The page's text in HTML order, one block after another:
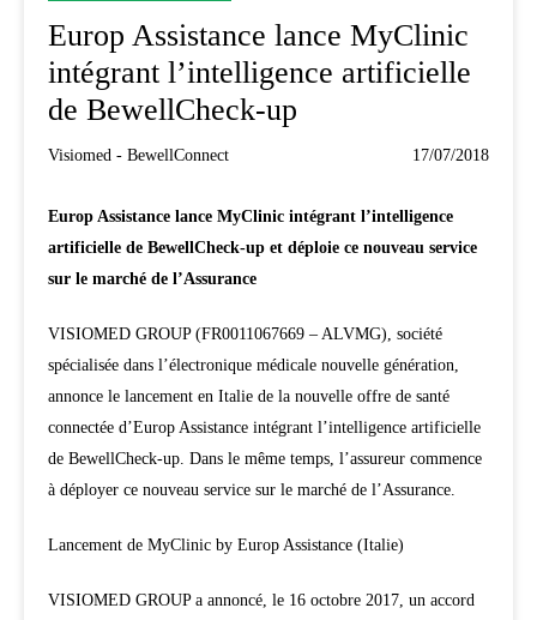
Europ Assistance lance MyClinic
intégrant l’intelligence artificielle
de BewellCheck-up
Visiomed - BewellConnect 17/07/2018
Europ Assistance lance MyClinic intégrant l’intelligence
artificielle de BewellCheck-up et déploie ce nouveau service
sur le marché de l’Assurance
VISIOMED GROUP (FR0011067669 – ALVMG), société
spécialisée dans l’électronique médicale nouvelle génération,
annonce le lancement en Italie de la nouvelle offre de santé
connectée d’Europ Assistance intégrant l’intelligence artificielle
de BewellCheck-up. Dans le même temps, l’assureur commence
à déployer ce nouveau service sur le marché de l’Assurance.
Lancement de MyClinic by Europ Assistance (Italie)
VISIOMED GROUP a annoncé, le 16 octobre 2017, un accord